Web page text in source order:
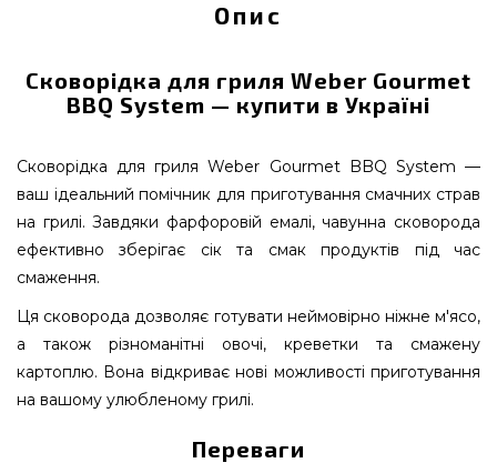
Опис
Сковорідка для гриля Weber Gourmet
BBQ System — купити в Україні
Сковорідка для гриля Weber Gourmet BBQ System —
ваш ідеальний помічник для приготування смачних страв
на грилі. Завдяки фарфоровій емалі, чавунна сковорода
ефективно зберігає сік та смак продуктів під час
смаження.
Ця сковорода дозволяє готувати неймовірно ніжне м'ясо,
а також різноманітні овочі, креветки та смажену
картоплю. Вона відкриває нові можливості приготування
на вашому улюбленому грилі.
Переваги